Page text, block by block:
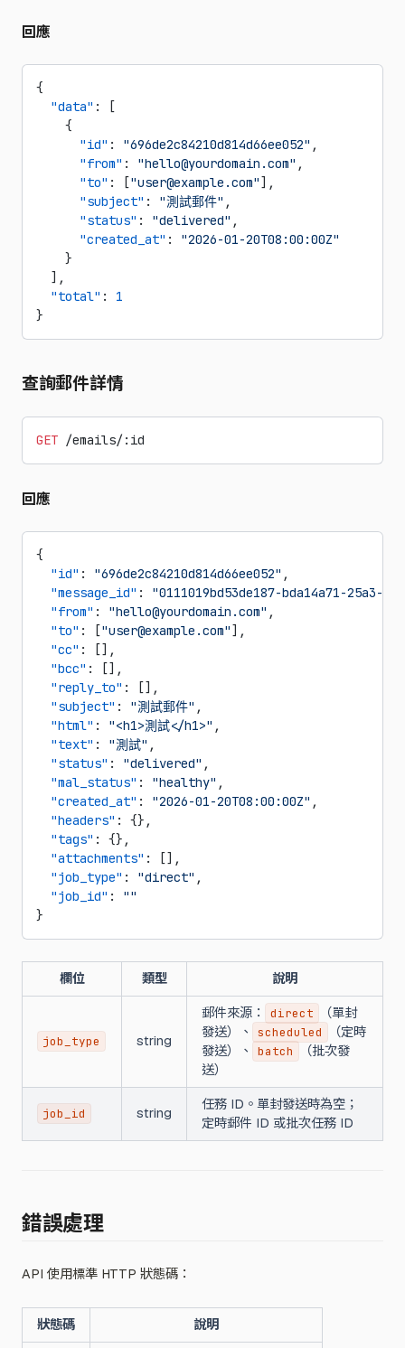
回應
{
  "data"
: [
    {
      "id"
: "696de2c84210d814d66ee052" ,
      "from"
: "hello@yourdomain.com" ,
      "to"
: ["user@example.com"],
      "subject"
: "測試郵件" ,
      "status"
: "delivered" ,
      "created_at"
: "2026-01-20T08:00:00Z"
    }
  ],
  "total"
: 1
}
查詢郵件詳情
GET /emails/:id
回應
{
  "id"
: "696de2c84210d814d66ee052" ,
  "message_id"
: "0111019bd53de187-bda14a71-25a3-
  "from"
: "hello@yourdomain.com" ,
  "to"
: ["user@example.com"],
  "cc"
: [],
  "bcc"
: [],
  "reply_to"
: [],
  "subject"
: "測試郵件" ,
  "html"
: "<h1>測試</h1>" ,
  "text"
: "測試" ,
  "status"
: "delivered" ,
  "mal_status"
: "healthy" ,
  "created_at"
: "2026-01-20T08:00:00Z" ,
  "headers"
: {},
  "tags"
: {},
  "attachments"
: [],
  "job_type"
: "direct" ,
  "job_id"
: ""
}
欄位 類型 說明
job_type string
郵件來源： direct
（單封
發送）、
scheduled
（定時
發送）、
batch
（批次發
送）
job_id string
任務 ID。單封發送時為空；
定時郵件 ID 或批次任務 ID
錯誤處理
API 使用標準 HTTP 狀態碼：
狀態碼 說明